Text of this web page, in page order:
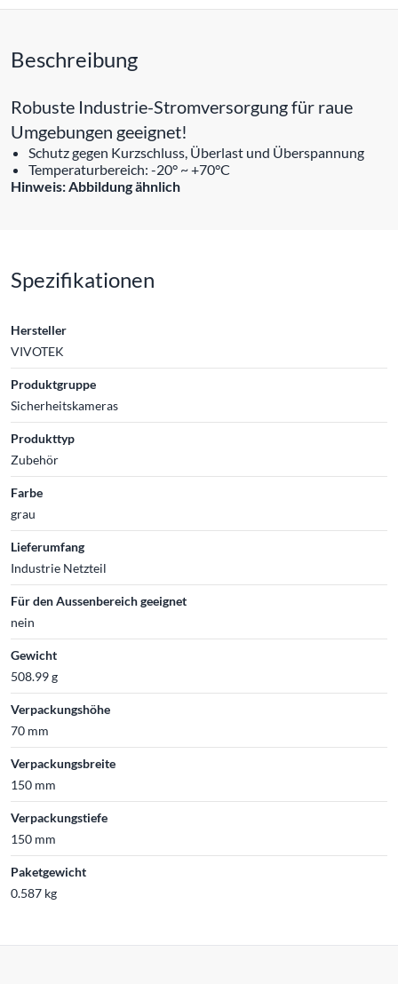
Beschreibung
Robuste Industrie-Stromversorgung für raue
Umgebungen geeignet!
Schutz gegen Kurzschluss, Überlast und Überspannung
Temperaturbereich: -20° ~ +70°C
Hinweis: Abbildung ähnlich
Spezifikationen
Hersteller
VIVOTEK
Produktgruppe
Sicherheitskameras
Produkttyp
Zubehör
Farbe
grau
Lieferumfang
Industrie Netzteil
Für den Aussenbereich geeignet
nein
Gewicht
508.99 g
Verpackungshöhe
70 mm
Verpackungsbreite
150 mm
Verpackungstiefe
150 mm
Paketgewicht
0.587 kg